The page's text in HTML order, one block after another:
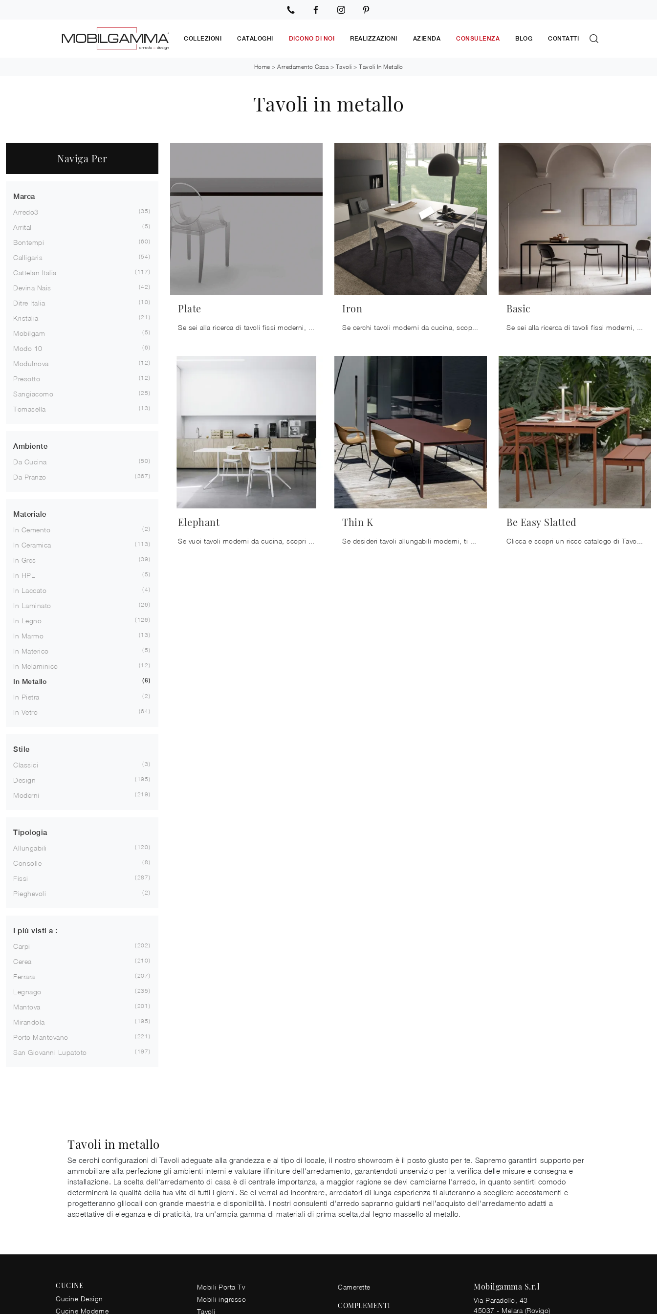
COLLEZIONI CATALOGHI DICONO DI NOI REALIZZAZIONI AZIENDA CONSULENZA BLOG CONTATTI
Home > Arredamento Casa > Tavoli > Tavoli In Metallo
Tavoli in metallo
Naviga Per
Marca
Arredo3
35
Arrital 5
Bontempi 60
Calligaris 54
Cattelan Italia 117
Devina Nais 42
Ditre Italia 10
Kristalia 21
Mobilgam 5
Modo 10 6
Modulnova 12
Presotto 12
Sangiacomo 25
Tomasella 13
Ambiente
Da Cucina
50
Da Pranzo 367
Materiale
In Cemento
2
In Ceramica 113
In Gres 39
In HPL 5
In Laccato 4
In Laminato 26
In Legno 126
In Marmo 13
In Materico 5
In Melaminico 12
In Metallo 6
In Pietra 2
In Vetro 64
Stile
Classici
3
Design 195
Moderni 219
Tipologia
Allungabili
120
Consolle 8
Fissi 287
Pieghevoli 2
I più visti a :
Carpi
202
Cerea 210
Ferrara 207
Legnago 235
Mantova 201
Mirandola 195
Porto Mantovano 221
San Giovanni Lupatoto 197
Plate Iron Basic
Elephant Thin K Be Easy Slatted
Tavoli in metallo
Se cerchi configurazioni di Tavoli adeguate alla grandezza e al tipo di locale, il nostro showroom è il posto giusto per te. Sapremo garantirti supporto per
ammobiliare alla perfezione gli ambienti interni e valutare ilfiniture dell'arredamento, garantendoti unservizio per la verifica delle misure e consegna e
installazione. La scelta dell'arredamento di casa è di centrale importanza, a maggior ragione se devi cambiarne l'arredo, in quanto sentirti comodo
determinerà la qualità della tua vita di tutti i giorni. Se ci verrai ad incontrare, arredatori di lunga esperienza ti aiuteranno a scegliere accostamenti e
progetteranno glilocali con grande maestria e disponibilità. I nostri consulenti d'arredo sapranno guidarti nell’acquisto dell'arredamento adatti a
aspettative di eleganza e di praticità, tra un'ampia gamma di materiali di prima scelta,dal legno massello al metallo.
CUCINE
Cucine Design
Cucine Moderne
Mobili Porta Tv
Mobili ingresso
Tavoli
Camerette
COMPLEMENTI
Mobilgamma S.r.l
Via Paradello, 43
45037 - Melara (Rovigo)